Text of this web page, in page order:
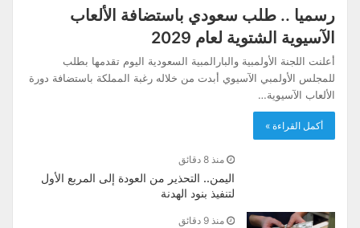
رسميا .. طلب سعودي باستضافة الألعاب
الآسيوية الشتوية لعام 2029
أعلنت اللجنة الأولمبية والبارالمبية السعودية اليوم تقدمها بطلب
للمجلس الأولمبي الآسيوي أبدت من خلاله رغبة المملكة باستضافة دورة
الألعاب الآسيوية…
أكمل القراءة »
منذ 8 دقائق
اليمن.. التحذير من العودة إلى المربع الأول
لتنفيذ بنود الهدنة
منذ 9 دقائق